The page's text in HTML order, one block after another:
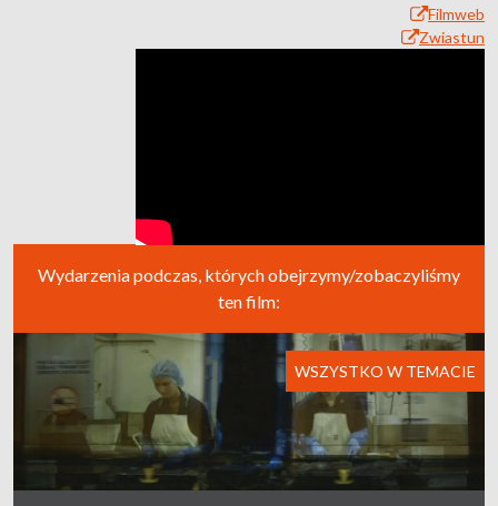
Filmweb
Zwiastun
Wydarzenia podczas, których obejrzymy/zobaczyliśmy
ten film:
WSZYSTKO W TEMACIE